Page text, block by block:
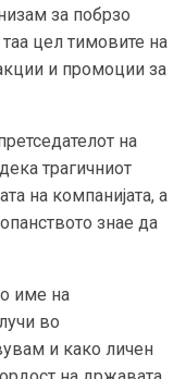
за побрзо
цел тимовите на
и промоции за
на
трагичниот
на компанијата, а
знае да
име на
во
и како личен